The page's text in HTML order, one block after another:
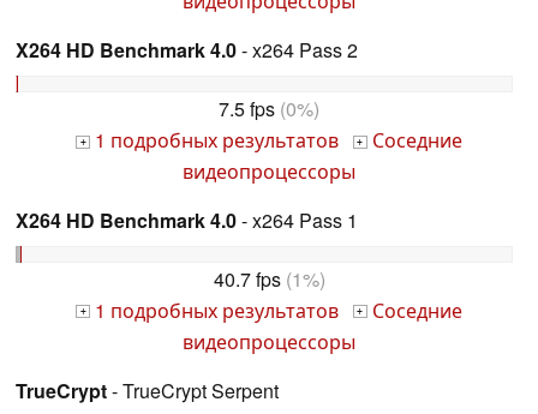
X264 HD Benchmark 4.0- x264 Pass 2
7.5 fps (0%)
+ 1 подробных результатов + Соседние
видеопроцессоры
X264 HD Benchmark 4.0- x264 Pass 1
40.7 fps(1%)
+ 1 подробных результатов + Соседние
видеопроцессоры
TrueCrypt- TrueCrypt Serpent